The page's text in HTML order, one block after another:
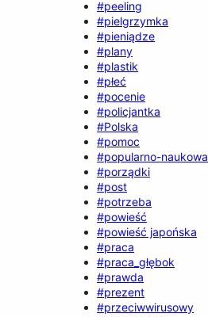
#peeling
#pielgrzymka
#pieniądze
#plany
#plastik
#płeć
#pocenie
#policjantka
#Polska
#pomoc
#popularno-naukowa
#porządki
#post
#potrzeba
#powieść
#powieść japońska
#praca
#praca_głębok
#prawda
#prezent
#przeciwwirusowy